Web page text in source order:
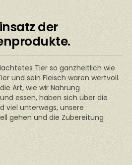
der
Tier so ganzheitlich wie
und sein Fleisch waren wertvoll.
Art, wie wir Nahrung
essen, haben sich über die
viel unterwegs, unsere
gehen und die Zubereitung